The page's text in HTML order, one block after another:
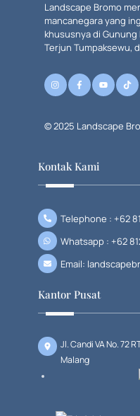
Landscape Bromo
mancanegara yang
khususnya di Gunung
Terjun Tumpaksewu,
© 2025 Landscape
Kontak Kami
Telephone : +62
Whatsapp : +62
Email:
Kantor Pusat
Jl. Candi VA No. 72
Malang